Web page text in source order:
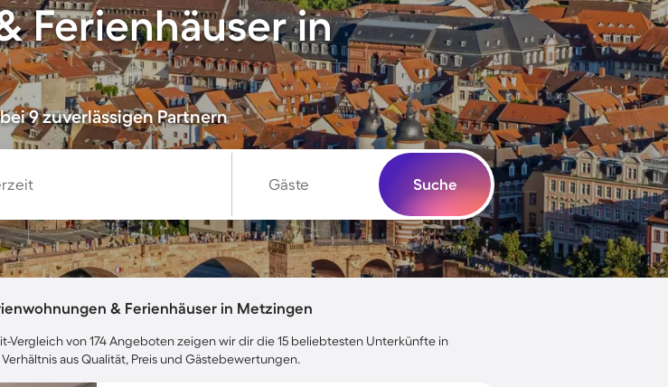
Ferienhäuser in
9 zuverlässigen Partnern
Gäste Suche
& Ferienhäuser in Metzingen
Vergleich von 174 Angeboten zeigen wir dir die 15 beliebtesten Unterkünfte in
aus Qualität, Preis und Gästebewertungen.